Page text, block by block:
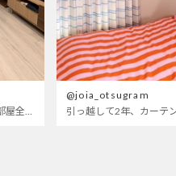
明るいブルーのカーテンで、部屋全体が明るく。白を基調とした部屋にぴったりです。
@joia_otsugram